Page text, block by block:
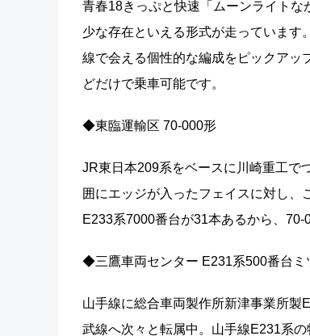
青春18きっぷと快速「ムーンライト
少な存在といえる形式が走っています
線で会える個性的な編成をピックアッ
どだけで乗車可能です。
◆東臨運輸区 70-000形
JR東日本209系をベースに川崎重工で
囲にエッジが入ったフェイスに対し
E233系7000番台が31本あるから、70-
◆三鷹車両センター E231系500番台ミ
山手線に総合車両製作所新津事業所
武線へ次々と転属中。山手線E231系